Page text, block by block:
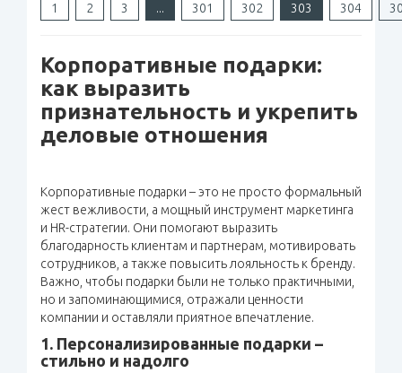
1 2 3 ... 301 302 303 304
Корпоративные подарки:
как выразить
признательность и укрепить
деловые отношения
Корпоративные подарки – это не просто формальный
жест вежливости, а мощный инструмент маркетинга
и HR-стратегии. Они помогают выразить
благодарность клиентам и партнерам, мотивировать
сотрудников, а также повысить лояльность к бренду.
Важно, чтобы подарки были не только практичными,
но и запоминающимися, отражали ценности
компании и оставляли приятное впечатление.
1. Персонализированные подарки –
стильно и надолго